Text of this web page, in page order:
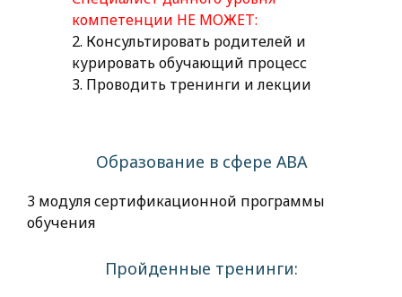
компетенции НЕ МОЖЕТ:
2. Консультировать родителей и
курировать обучающий процесс
3. Проводить тренинги и лекции
Образование в сфере АВА
3 модуля сертификационной программы
обучения
Пройденные тренинги: